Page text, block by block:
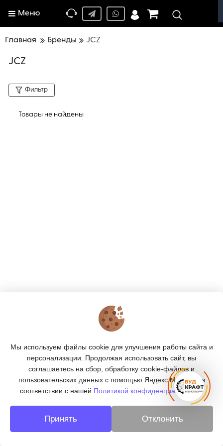
Меню
Главная Бренды JCZ
JCZ
Фильтр
Товары не найдены
КАТАЛОГ
ПОДПИСКА
© 2026 «ВУДКРАФТ» - деревообработка в Берёзовском
Мы используем файлы cookie для улучшения работы сайта и
персонализации. Продолжая использовать сайт, вы
соглашаетесь на сбор, обработку cookie-файлов и
пользовательских данных с помощью Яндекс.Метрика, в
соответствии с нашей Политикой конфиденциальности.
Принять Отклонить